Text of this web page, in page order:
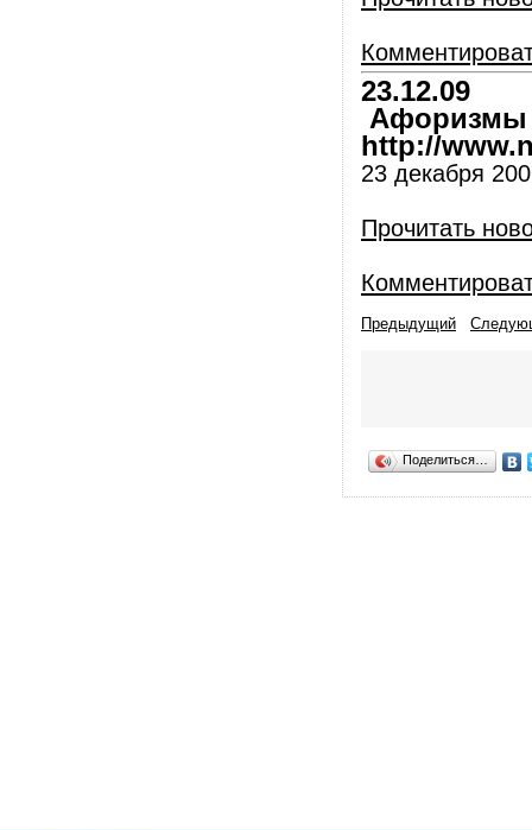
23.12.09
Афоризмы
http://
23 декабря
Прочитать
Предыдущий
Поделиться…